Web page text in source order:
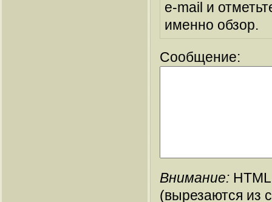
e-mail и
именно обзор.
Сообщение:
Внимание:
(вырезаются из